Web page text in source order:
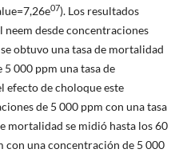
07). Los resultados
desde concentraciones
obtuvo una tasa de mortalidad
000 ppm una tasa de
efecto de choloque este
de 5 000 ppm con una tasa
mortalidad se midió hasta los 60
con una concentración de 5 000